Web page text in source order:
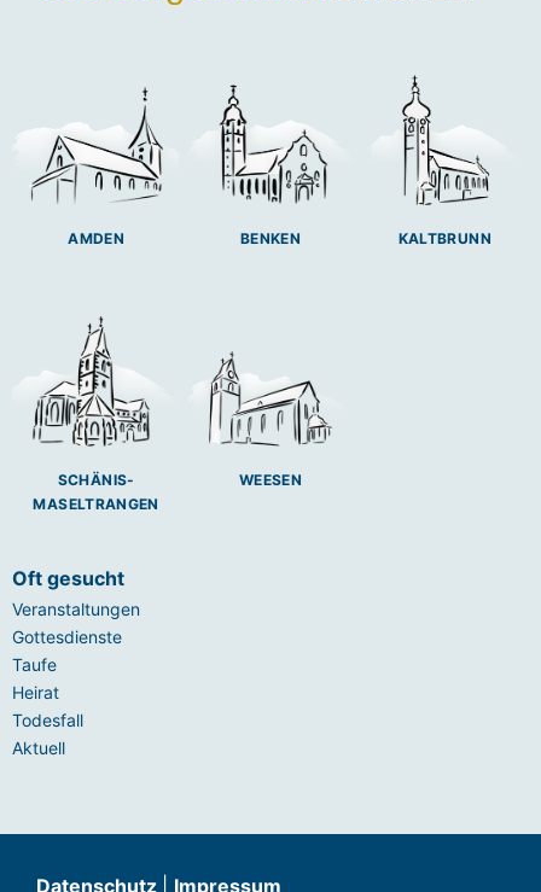
AMDEN BENKEN KALTBRUNN
SCHÄNIS-
MASELTRANGEN
WEESEN
Oft gesucht
Veranstaltungen
Gottesdienste
Taufe
Heirat
Todesfall
Aktuell
Datenschutz Impressum